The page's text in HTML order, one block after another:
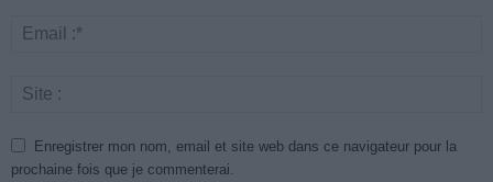
Enregistrer mon nom, email et site web dans ce navigateur pour la
prochaine fois que je commenterai.